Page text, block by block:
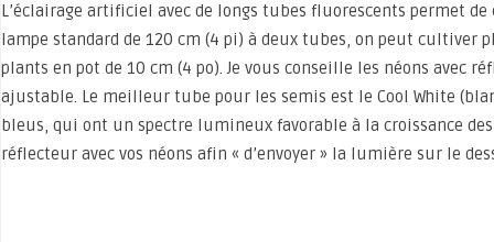
L’éclairage artificiel avec de longs tubes fluorescents permet de
lampe standard de 120 cm (4 pi) à deux tubes, on peut cultiver
plants en pot de 10 cm (4 po). Je vous conseille les néons avec
ajustable. Le meilleur tube pour les semis est le Cool White
bleus, qui ont un spectre lumineux favorable à la croissance des
réflecteur avec vos néons afin « d’envoyer » la lumière sur le